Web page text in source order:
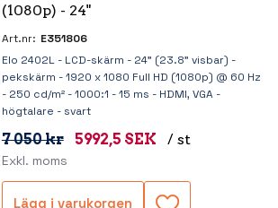
(1080p) - 24"
Art.nr: E351806
Elo 2402L - LCD-skärm - 24" (23.8" visbar) -
pekskärm - 1920 x 1080 Full HD (1080p) @ 60 Hz
- 250 cd/m² - 1000:1 - 15 ms - HDMI, VGA -
högtalare - svart
7 050 kr 5992,5 SEK / st
Exkl. moms
Lägg i varukorgen